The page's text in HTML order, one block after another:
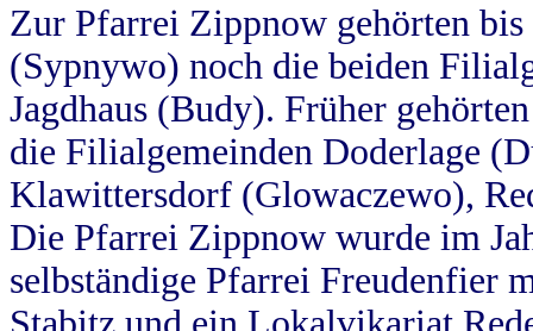
Zur Pfarrei Zippnow gehörten
(Sypnywo) noch die beiden
Jagdhaus (Budy). Früher
die Filialgemeinden Doderlage
Klawittersdorf (Glowaczewo),
Die Pfarrei Zippnow wurde im
selbständige Pfarrei Freudenfier